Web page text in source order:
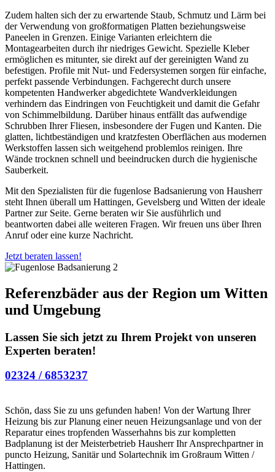
Zudem halten sich der zu erwartende Staub, Schmutz und Lärm bei
der Verwendung von großformatigen Platten beziehungsweise
Paneelen in Grenzen. Einige Varianten erleichtern die
Montagearbeiten durch ihr niedriges Gewicht. Spezielle Kleber
ermöglichen es mitunter, sie direkt auf der gereinigten Wand zu
befestigen. Profile mit Nut- und Federsystemen sorgen für einfache,
perfekt passende Verbindungen. Fachgerecht durch unsere
kompetenten Handwerker abgedichtete Wandverkleidungen
verhindern das Eindringen von Feuchtigkeit und damit die Gefahr
von Schimmelbildung. Darüber hinaus entfällt das aufwendige
Schrubben Ihrer Fliesen, insbesondere der Fugen und Kanten. Die
glatten, lichtbeständigen und kratzfesten Oberflächen aus modernen
Werkstoffen lassen sich weitgehend problemlos reinigen. Ihre
Wände trocknen schnell und beeindrucken durch die hygienische
Sauberkeit.
Mit den Spezialisten für die fugenlose Badsanierung von Hausherr
steht Ihnen überall um Hattingen, Gevelsberg und Witten der ideale
Partner zur Seite. Gerne beraten wir Sie ausführlich und
beantworten dabei alle weiteren Fragen. Wir freuen uns über Ihren
Anruf oder eine kurze Nachricht.
Jetzt beraten lassen!
Referenzbäder aus der Region um Witten
und Umgebung
Lassen Sie sich jetzt zu Ihrem Projekt von unseren
Experten beraten!
02324 / 6853237
Schön, dass Sie zu uns gefunden haben! Von der Wartung Ihrer
Heizung bis zur Planung einer neuen Heizungsanlage und von der
Reparatur eines tropfenden Wasserhahns bis zur kompletten
Badplanung ist der Meisterbetrieb Hausherr Ihr Ansprechpartner in
puncto Heizung, Sanitär und Solartechnik im Großraum Witten /
Hattingen.